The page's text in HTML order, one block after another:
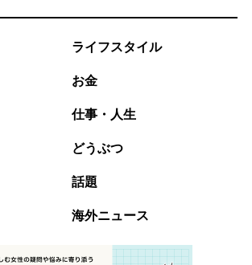
ライフスタイル
お金
仕事・人生
どうぶつ
話題
海外ニュース